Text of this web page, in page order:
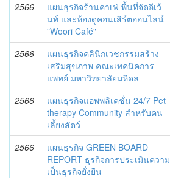
2566
แผนธุรกิจร้านคาเฟ่ พื้นที่จัดอีเว้
นท์ และห้องดูคอนเสิร์ตออนไลน์
"Woori Café"
2566
แผนธุรกิจคลินิกเวชกรรมสร้าง
เสริมสุขภาพ คณะเทคนิคการ
แพทย์ มหาวิทยาลัยมหิดล
2566
แผนธุรกิจแอพพลิเคชั่น 24/7 Pet
therapy Community สำหรับคน
เลี้ยงสัตว์
2566
แผนธุรกิจ GREEN BOARD
REPORT ธุรกิจการประเมินความ
เป็นธุรกิจยั่งยืน